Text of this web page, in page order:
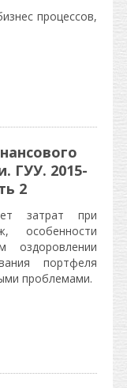
процессов,
ГУУ. 2015-
2
затрат при
особенности
оздоровлении
портфеля
проблемами.